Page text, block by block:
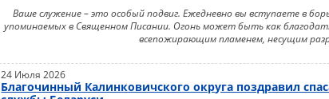
Ваше служение – это особый подвиг. Ежедневно вы вступаете в
упоминаемых в Священном Писании. Огонь может быть как
всепожирающим пламенем, несущим
24 Июля 2026
Благочинный Калинковичского округа поздравил